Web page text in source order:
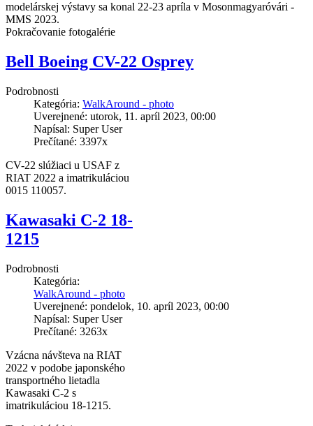
modelárskej výstavy sa konal 22-23 apríla v Mosonmagyaróvári -
MMS 2023.
Pokračovanie fotogalérie
Bell Boeing CV-22 Osprey
Podrobnosti
Kategória: WalkAround - photo
Uverejnené: utorok, 11. apríl 2023, 00:00
Napísal: Super User
Prečítané: 3397x
CV-22 slúžiaci u USAF z
RIAT 2022 a imatrikuláciou
0015 110057.
Kawasaki C-2 18-
1215
Podrobnosti
Kategória:
WalkAround - photo
Uverejnené: pondelok, 10. apríl 2023, 00:00
Napísal: Super User
Prečítané: 3263x
Vzácna návšteva na RIAT
2022 v podobe japonského
transportného lietadla
Kawasaki C-2 s
imatrikuláciou 18-1215.